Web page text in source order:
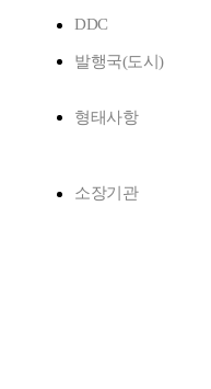
DDC
발행국(도시)
형태사항
소장기관